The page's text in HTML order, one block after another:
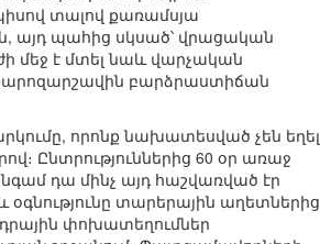
տալով քառամսյա
այդ պահից սկսած՝ վրացական
մեջ է մտել նաև վարչական
քարոզարշավին բարձրաստիճան
որոնք նախատեսված չեն եղել
Ընտրություններից 60 օր առաջ
դա մինչ այդ հաշվառված էր
օգնությունը տարերային աղետներից
փոխատեղումներ